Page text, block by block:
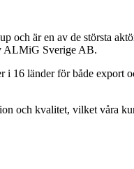
är en av de största
ALMiG Sverige AB.
16 länder för både
och kvalitet, vilket